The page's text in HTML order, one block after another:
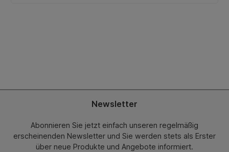
Newsletter
Abonnieren Sie jetzt einfach unseren regelmäßig
erscheinenden Newsletter und Sie werden stets als Erster
über neue Produkte und Angebote informiert.